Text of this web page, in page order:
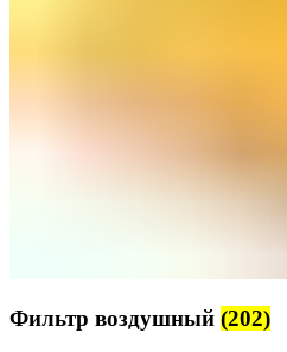
Фильтр воздушный (202)